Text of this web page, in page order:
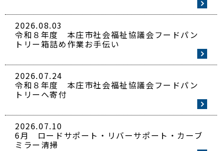
2026.08.03
令和８年度 本庄市社会福祉協議会フードパン
トリー箱詰め作業お手伝い
2026.07.24
令和８年度 本庄市社会福祉協議会フードパン
トリーへ寄付
2026.07.10
6月 ロードサポート・リバーサポート・カーブ
ミラー清掃